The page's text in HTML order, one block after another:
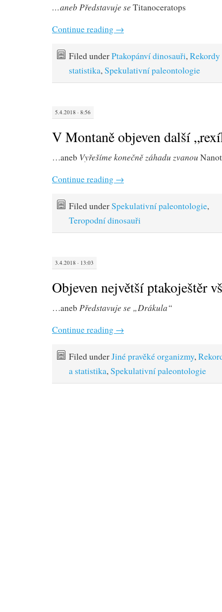
…aneb Představuje se Titanoceratops
Continue reading →
Filed underPtakopánví dinosauři, Rekordy
statistika, Spekulativní paleontologie
5.4.2018 · 8:56
V Montaně objeven další
…aneb Vyřešíme konečně záhadu zvanou
Continue reading →
Filed underSpekulativní paleontologie,
Teropodní dinosauři
3.4.2018 · 13:03
Objeven největší ptakoještěr
…aneb Představuje se „Drákula“
Continue reading →
Filed underJiné pravěké organizmy,
a statistika,Spekulativní paleontologie